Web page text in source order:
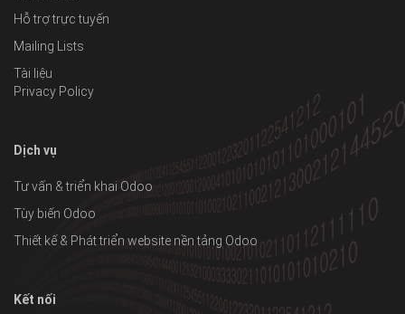
Hỗ trợ trực tuyến
Mailing Lists
Tài liệu
Privacy Policy
Dịch vụ
Tư vấn & triển khai Odoo
Tùy biến Odoo
Thiết kế & Phát triển website nền tảng Odoo
Kết nối